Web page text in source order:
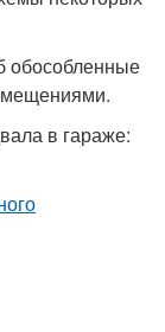
обособленные
в гараже: